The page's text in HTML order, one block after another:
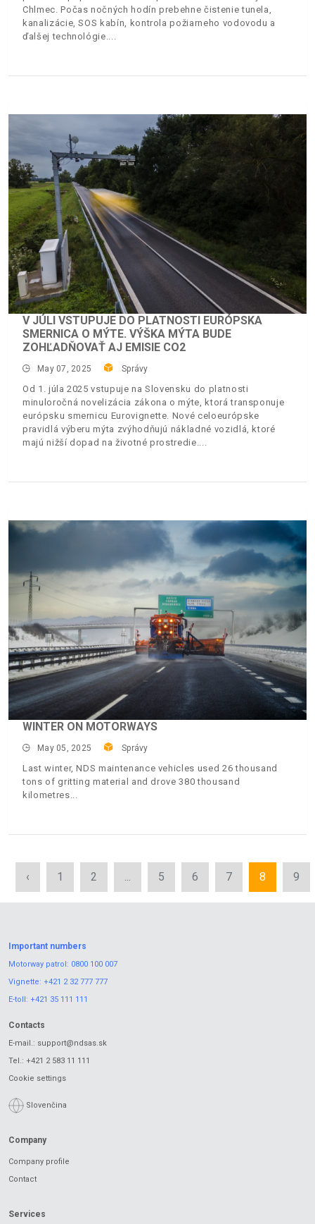
Chlmec. Počas nočných hodín prebehne čistenie tunela,
kanalizácie, SOS kabín, kontrola požiarneho vodovodu a
ďalšej technológie.
V JÚLI VSTUPUJE DO PLATNOSTI EURÓPSKA
SMERNICA O MÝTE. VÝŠKA MÝTA BUDE
ZOHĽADŇOVAŤ AJ EMISIE CO2
May 07, 2025 Správy
Od 1. júla 2025 vstupuje na Slovensku do platnosti
minuloročná novelizácia zákona o mýte, ktorá transponuje
európsku smernicu Eurovignette. Nové celoeurópske
pravidlá výberu mýta zvýhodňujú nákladné vozidlá, ktoré
majú nižší dopad na životné prostredie.
WINTER ON MOTORWAYS
May 05, 2025 Správy
Last winter, NDS maintenance vehicles used 26 thousand
tons of gritting material and drove 380 thousand
kilometres
‹ 1 2 5 6 7 8 9
Important numbers
Motorway patrol: 0800 100 007
Vignette: +421 2 32 777 777
E-toll: +421 35 111 111
Contacts
E-mail.: support@ndsas.sk
Tel.: +421 2 583 11 111
Cookie settings
Slovenčina
Company
Company profile
Contact
Services